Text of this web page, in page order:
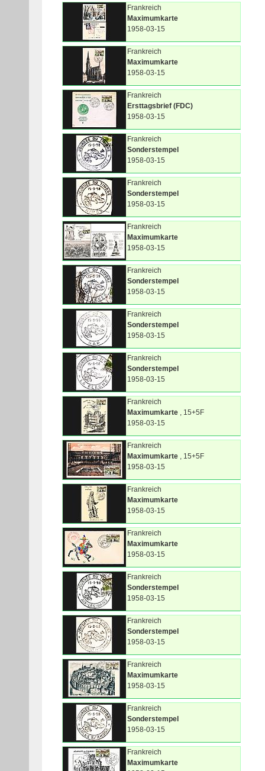
Frankreich
Maximumkarte
1958-03-15
Frankreich
Maximumkarte
1958-03-15
Frankreich
Ersttagsbrief (FDC)
1958-03-15
Frankreich
Sonderstempel
1958-03-15
Frankreich
Sonderstempel
1958-03-15
Frankreich
Maximumkarte
1958-03-15
Frankreich
Sonderstempel
1958-03-15
Frankreich
Sonderstempel
1958-03-15
Frankreich
Sonderstempel
1958-03-15
Frankreich
Maximumkarte , 15+5F
1958-03-15
Frankreich
Maximumkarte , 15+5F
1958-03-15
Frankreich
Maximumkarte
1958-03-15
Frankreich
Maximumkarte
1958-03-15
Frankreich
Sonderstempel
1958-03-15
Frankreich
Sonderstempel
1958-03-15
Frankreich
Maximumkarte
1958-03-15
Frankreich
Sonderstempel
1958-03-15
Frankreich
Maximumkarte